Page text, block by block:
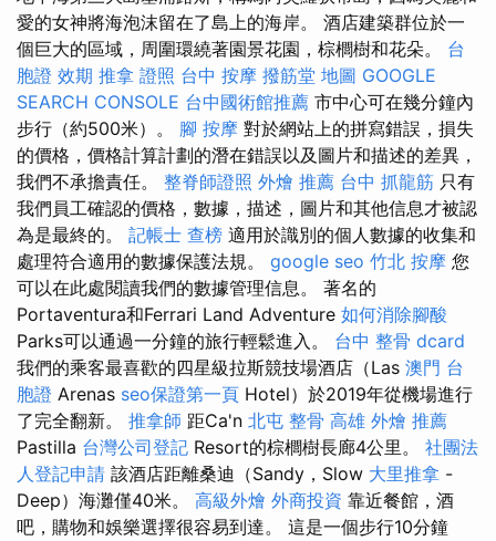
愛的女神將海泡沫留在了島上的海岸。 酒店建築群位於一
個巨大的區域，周圍環繞著園景花園，棕櫚樹和花朵。 台
胞證 效期 推拿 證照 台中 按摩 撥筋堂 地圖 GOOGLE
SEARCH CONSOLE 台中國術館推薦 市中心可在幾分鐘內
步行（約500米）。 腳 按摩 對於網站上的拼寫錯誤，損失
的價格，價格計算計劃的潛在錯誤以及圖片和描述的差異，
我們不承擔責任。 整脊師證照 外燴 推薦 台中 抓龍筋 只有
我們員工確認的價格，數據，描述，圖片和其他信息才被認
為是最終的。 記帳士 查榜 適用於識別的個人數據的收集和
處理符合適用的數據保護法規。 google seo 竹北 按摩 您
可以在此處閱讀我們的數據管理信息。 著名的
Portaventura和Ferrari Land Adventure 如何消除腳酸
Parks可以通過一分鐘的旅行輕鬆進入。 台中 整骨 dcard
我們的乘客最喜歡的四星級拉斯競技場酒店（Las 澳門 台
胞證 Arenas seo保證第一頁 Hotel）於2019年從機場進行
了完全翻新。 推拿師 距Ca'n 北屯 整骨 高雄 外燴 推薦
Pastilla 台灣公司登記 Resort的棕櫚樹長廊4公里。 社團法
人登記申請 該酒店距離桑迪（Sandy，Slow 大里推拿 -
Deep）海灘僅40米。 高級外燴 外商投資 靠近餐館，酒
吧，購物和娛樂選擇很容易到達。 這是一個步行10分鐘